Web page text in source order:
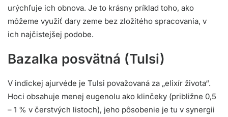
urýchľuje ich obnova. Je to krásny príklad toho, ako
môžeme využiť dary zeme bez zložitého spracovania, v
ich najčistejšej podobe.
Bazalka posvätná (Tulsi)
V indickej ajurvéde je Tulsi považovaná za „elixír života“.
Hoci obsahuje menej eugenolu ako klinčeky (približne 0,5
– 1 % v čerstvých listoch), jeho pôsobenie je tu v synergii